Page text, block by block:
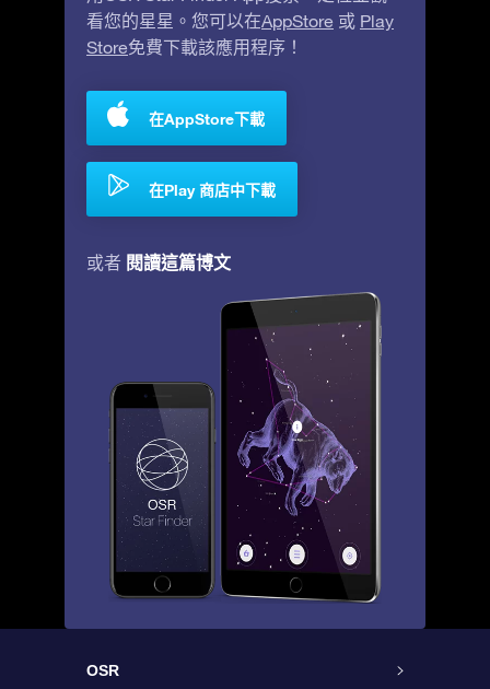
看您的星星。您可以在AppStore 或 Play
Store免費下載該應用程序！
在AppStore下載
在Play 商店中下載
或者 閱讀這篇博文
OSR